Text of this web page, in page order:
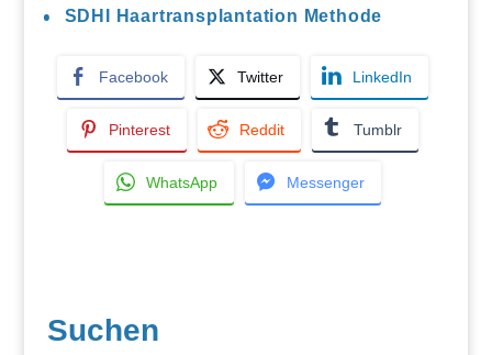
SDHI Haartransplantation Methode
Facebook Twitter LinkedIn
Pinterest Reddit Tumblr
WhatsApp Messenger
Suchen